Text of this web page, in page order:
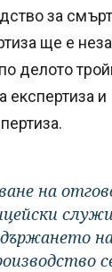
за
ще е
делото
и
на
на